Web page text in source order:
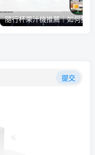
提交